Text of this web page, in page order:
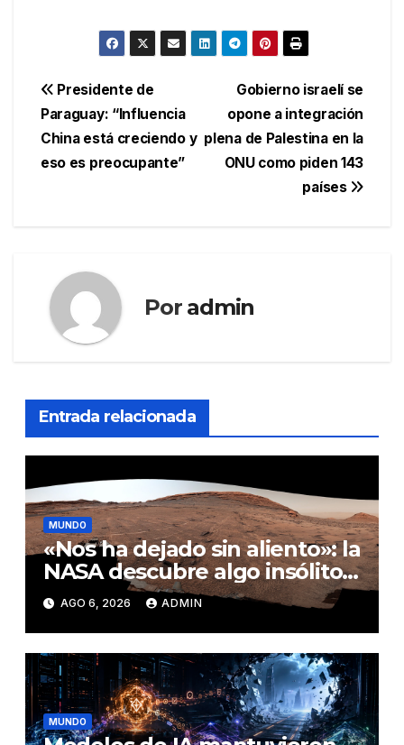
Navegación
de
entradas
Gobierno israelí se
opone a integración
plena de Palestina en la
ONU como piden 143
países
Presidente de
Paraguay: “Influencia
China está creciendo y
eso es preocupante”
Por admin
Entrada relacionada
MUNDO
«Nos ha dejado sin aliento»: la
NASA descubre algo insólito
en Marte
AGO 6, 2026 ADMIN
MUNDO